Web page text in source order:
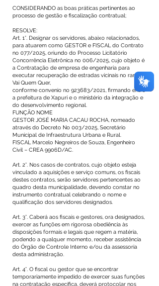
CONSIDERANDO as boas práticas pertinentes ao
processo de gestão e fiscalização contratual;
RESOLVE:
Art. 1°. Designar os servidores, abaixo relacionados,
para atuarem como GESTOR e FISCAL do Contrato
no 077/2025, oriundo do Processo Licitatório
Concorrência Eletrônica no 006/2025, cujo objeto é
a Contratação de empresa de engenharia para
executar recuperação de estradas vicinais no ramal
Vai Quem Quer,
conforme convenio no 923683/2021, firmando entre
a prefeitura de Xapuri e o ministério da integração e
do desenvolvimento regional.
FUNÇÃO NOME
GESTOR JOSÉ MARIA CACAU ROCHA, nomeado
através do Decreto No 003/2025, Secretário
Municipal de Infraestrutura Urbana e Rural.
FISCAL Marcelo Negreiros de Souza, Engenheiro
Civil – CREA 9906D/AC.
Art. 2°. Nos casos de contratos, cujo objeto esteja
vinculado a aquisições e serviço comuns, os fiscais
destes contratos, serão servidores pertencentes ao
quadro desta municipalidade, devendo constar no
instrumento contratual celebrando o nome e
qualificação dos servidores designados.
Art. 3°. Caberá aos fiscais e gestores, ora designados,
exercer as funções em rigorosa obediência às
disposições formais e legais que regem a matéria,
podendo a qualquer momento, receber assistência
do Órgão de Controle Interno e/ou da assessoria
desta administração.
Art. 4°. O fiscal ou gestor que se encontrar
temporariamente impedido de exercer suas funções
na contratação específica, deverá protocolar nos